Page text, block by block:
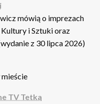
mówią o imprezach
i Sztuki oraz
z 30 lipca 2026)
TV Tetka